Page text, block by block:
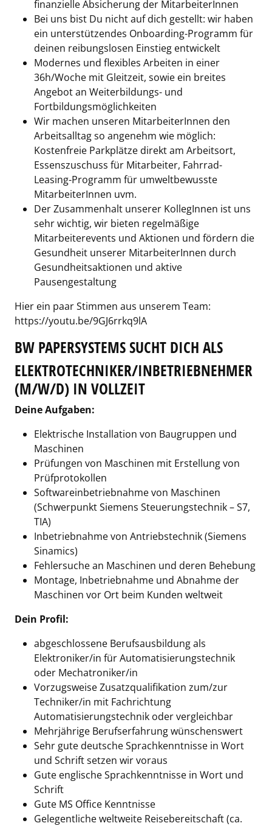
finanzielle Absicherung der MitarbeiterInnen
Bei uns bist Du nicht auf dich gestellt: wir haben
ein unterstützendes Onboarding-Programm für
deinen reibungslosen Einstieg entwickelt
Modernes und flexibles Arbeiten in einer
36h/Woche mit Gleitzeit, sowie ein breites
Angebot an Weiterbildungs- und
Fortbildungsmöglichkeiten
Wir machen unseren MitarbeiterInnen den
Arbeitsalltag so angenehm wie möglich:
Kostenfreie Parkplätze direkt am Arbeitsort,
Essenszuschuss für Mitarbeiter, Fahrrad-
Leasing-Programm für umweltbewusste
MitarbeiterInnen uvm.
Der Zusammenhalt unserer KollegInnen ist uns
sehr wichtig, wir bieten regelmäßige
Mitarbeiterevents und Aktionen und fördern die
Gesundheit unserer MitarbeiterInnen durch
Gesundheitsaktionen und aktive
Pausengestaltung
Hier ein paar Stimmen aus unserem Team:
https://youtu.be/9GJ6rrkq9lA
BW PAPERSYSTEMS SUCHT DICH ALS
ELEKTROTECHNIKER/INBETRIEBNEHMER
(M/W/D) IN VOLLZEIT
Deine Aufgaben:
Elektrische Installation von Baugruppen und
Maschinen
Prüfungen von Maschinen mit Erstellung von
Prüfprotokollen
Softwareinbetriebnahme von Maschinen
(Schwerpunkt Siemens Steuerungstechnik – S7,
TIA)
Inbetriebnahme von Antriebstechnik (Siemens
Sinamics)
Fehlersuche an Maschinen und deren Behebung
Montage, Inbetriebnahme und Abnahme der
Maschinen vor Ort beim Kunden weltweit
Dein Profil:
abgeschlossene Berufsausbildung als
Elektroniker/in für Automatisierungstechnik
oder Mechatroniker/in
Vorzugsweise Zusatzqualifikation zum/zur
Techniker/in mit Fachrichtung
Automatisierungstechnik oder vergleichbar
Mehrjährige Berufserfahrung wünschenswert
Sehr gute deutsche Sprachkenntnisse in Wort
und Schrift setzen wir voraus
Gute englische Sprachkenntnisse in Wort und
Schrift
Gute MS Office Kenntnisse
Gelegentliche weltweite Reisebereitschaft (ca.